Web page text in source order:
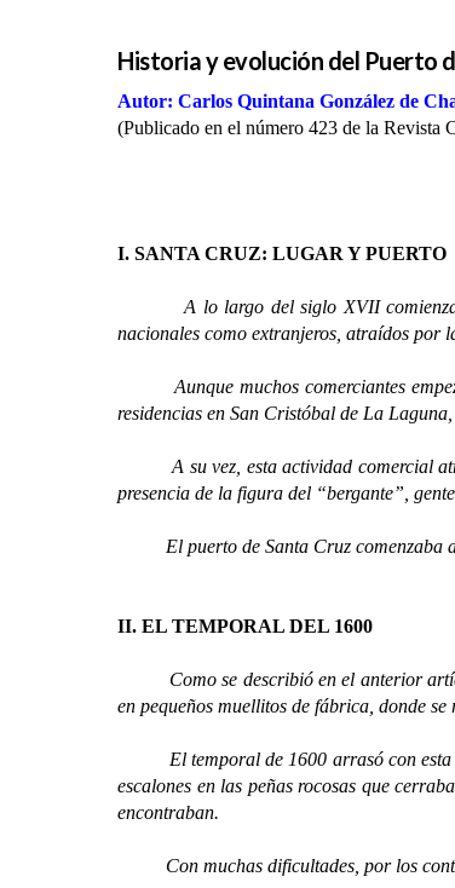
Historia y evolución del Puerto
Autor: Carlos Quintana González de
(Publicado en el número 423 de la
I. SANTA CRUZ: LUGAR Y PUERTO
A lo largo del siglo XVII comienza el
nacionales como extranjeros, atraídos por
Aunque muchos comerciantes
residencias en San Cristóbal de La
A su vez, esta actividad comercial
presencia de la figura del “bergante”,
El puerto de Santa Cruz comenzaba a
II. EL TEMPORAL DEL 1600
Como se describió en el anterior
en pequeños muellitos de fábrica, donde
El temporal de 1600 arrasó con esta
escalones en las peñas rocosas que
encontraban.
Con muchas dificultades, por los